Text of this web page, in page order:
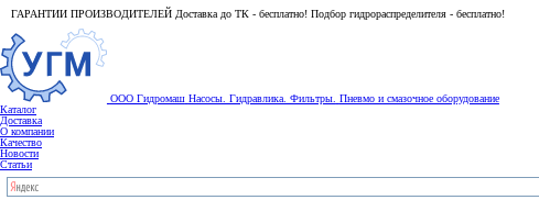
ГАРАНТИИ ПРОИЗВОДИТЕЛЕЙ Доставка до ТК - бесплатно! Подбор гидрораспределителя - бесплатно!
ООО Гидромаш Насосы. Гидравлика. Фильтры. Пневмо и смазочное оборудование
Каталог
Доставка
О компании
Качество
Новости
Статьи